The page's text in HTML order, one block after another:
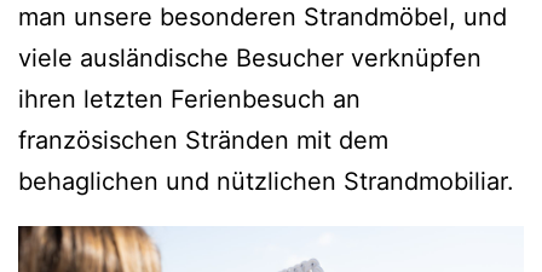
man unsere besonderen Strandmöbel, und
viele ausländische Besucher verknüpfen
ihren letzten Ferienbesuch an
französischen Stränden mit dem
behaglichen und nützlichen Strandmobiliar.